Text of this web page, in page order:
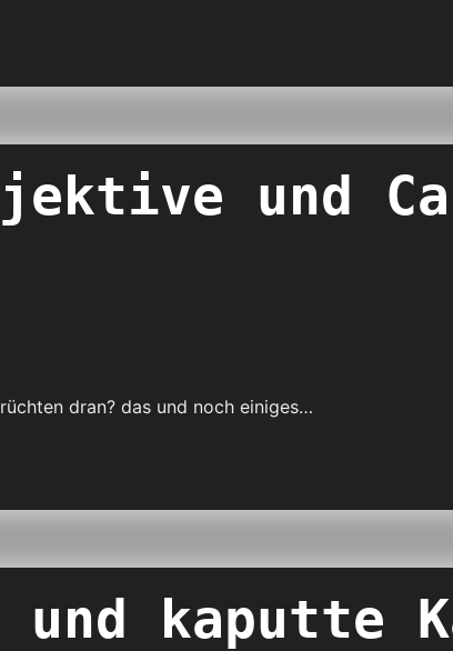
und
dran? das und noch einiges…
kaputte